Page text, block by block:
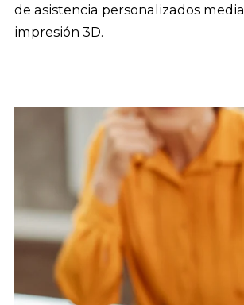
de asistencia personalizados
impresión 3D.